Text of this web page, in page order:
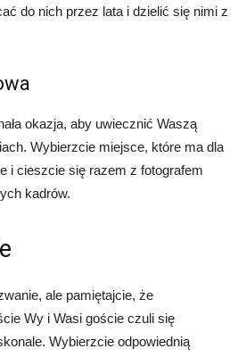
do nich przez lata i dzielić się nimi z
okazja, aby uwiecznić Waszą
Wybierzcie miejsce, które ma dla
i cieszcie się razem z fotografem
kadrów.
ale pamiętajcie, że
Wy i Wasi goście czuli się
Wybierzcie odpowiednią